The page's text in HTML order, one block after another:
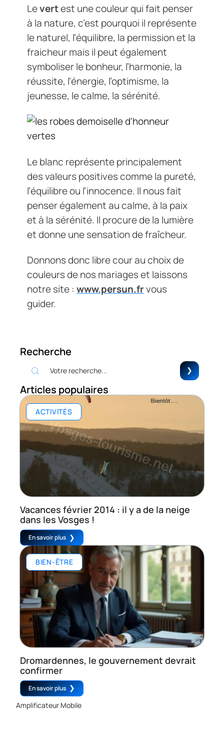
Levertest une couleur qui fait penser
à la nature, c’est pourquoi il représente
le naturel, l’équilibre, la permission et la
fraicheur mais il peut également
symboliser le bonheur, l’harmonie, la
réussite, l’énergie, l’optimisme, la
jeunesse, le calme, la sérénité.
Le blanc représente principalement
des valeurs positives comme la pureté,
l’équilibre ou l’innocence. Il nous fait
penser également au calme, à la paix
et à la sérénité. Il procure de la lumière
et donne une sensation de fraîcheur.
Donnons donc libre cour au choix de
couleurs de nos mariages et laissons
notre site : www.persun.frvous
guider.
Recherche
Articles populaires
ACTIVITÉS
Vacances février 2014 : il y a de la neige
dans les Vosges !
En savoir plus
BIEN-ÊTRE
Dromardennes, le gouvernement devrait
confirmer
En savoir plus
Amplificateur Mobile